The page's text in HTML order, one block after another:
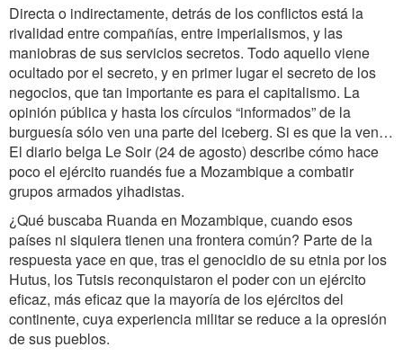
Directa o indirectamente, detrás de los conflictos está la
rivalidad entre compañías, entre imperialismos, y las
maniobras de sus servicios secretos. Todo aquello viene
ocultado por el secreto, y en primer lugar el secreto de los
negocios, que tan importante es para el capitalismo. La
opinión pública y hasta los círculos “informados” de la
burguesía sólo ven una parte del iceberg. Si es que la ven…
El diario belga Le Soir (24 de agosto) describe cómo hace
poco el ejército ruandés fue a Mozambique a combatir
grupos armados yihadistas.
¿Qué buscaba Ruanda en Mozambique, cuando esos
países ni siquiera tienen una frontera común? Parte de la
respuesta yace en que, tras el genocidio de su etnia por los
Hutus, los Tutsis reconquistaron el poder con un ejército
eficaz, más eficaz que la mayoría de los ejércitos del
continente, cuya experiencia militar se reduce a la opresión
de sus pueblos.